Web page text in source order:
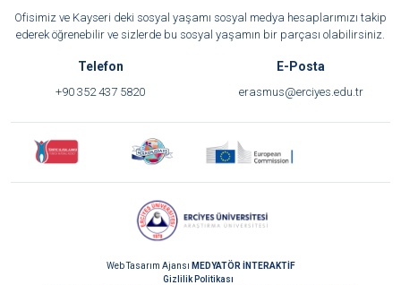
Ofisimiz ve Kayseri deki sosyal yaşamı sosyal medya hesaplarımızı takip
ederek öğrenebilir ve sizlerde bu sosyal yaşamın bir parçası olabilirsiniz.
Telefon
+90 352 437 5820
E-Posta
erasmus@erciyes.edu.tr
Web Tasarım Ajansı MEDYATÖR İNTERAKTİF
Gizlilik Politikası